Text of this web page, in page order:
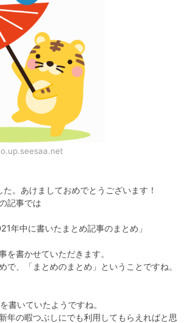
。あけましておめでとうございます！
記事では
年中に書いたまとめ記事のまとめ」
書かせていただきます。
で、「まとめのまとめ」ということですね。
書いていたようですね。
年の暇つぶしにでも利用してもらえればと思